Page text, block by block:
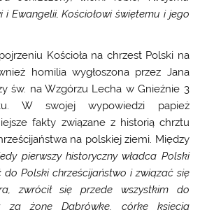
i Ewangelii, Kościołowi świętemu i jego
Kościoła na chrzest Polski na
homilia wygłoszona przez Jana
św. na Wzgórzu Lecha w Gnieźnie 3
W swojej wypowiedzi papież
fakty związane z historią chrztu
na polskiej ziemi. Między
pierwszy historyczny władca Polski
do Polski chrześcijaństwo i związać się
zwrócił się przede wszystkim do
za żonę Dąbrówkę, córkę księcia